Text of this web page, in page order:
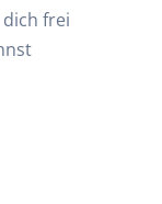
frei